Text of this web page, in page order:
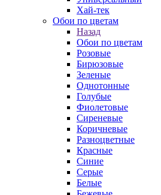
Хай-тек
Обои по цветам
Назад
Обои по цветам
Розовые
Бирюзовые
Зеленые
Однотонные
Голубые
Фиолетовые
Сиреневые
Коричневые
Разноцветные
Красные
Синие
Серые
Белые